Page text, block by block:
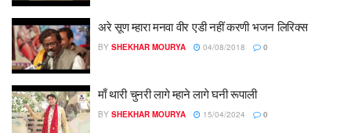
अरे सूण म्हारा मनवा वीर एडी नहीं करणी भजन लिरिक्स
BY SHEKHAR MOURYA 04/08/2018 0
माँ थारी चुनरी लागे म्हाने लागे घनी रूपाली
BY SHEKHAR MOURYA 15/04/2024 0